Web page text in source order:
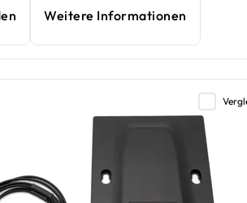
Weitere Informationen